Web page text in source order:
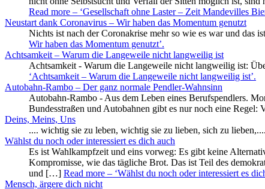
Read more – ‘Gesellschaft ohne Laster – Zeit Mandevilles
Neustart dank Coronavirus – Wir haben das Momentum genutzt
Nichts ist nach der Coronakrise mehr so wie es war und das
Wir haben das Momentum genutzt’.
Achtsamkeit – Warum die Langeweile nicht langweilig ist
Achtsamkeit - Warum die Langeweile nicht langweilig ist:
‘Achtsamkeit – Warum die Langeweile nicht langweilig ist’.
Autobahn-Rambo – Der ganz normale Pendler-Wahnsinn
Autobahn-Rambo - Aus dem Leben eines Berufspendlers.
Bundesstraßen und Autobahnen gibt es nur noch eine Regel:
Deins, Meins, Uns
.... wichtig sie zu leben, wichtig sie zu lieben, sich zu lieben,....
Wählst du noch oder interessiert es dich auch
Es ist Wahlkampfzeit und eins vorweg: Es gibt keine
Kompromisse, wie das tägliche Brot. Das ist Teil des
und […] Read more – ‘Wählst du noch oder interessiert es
Mensch, ärgere dich nicht